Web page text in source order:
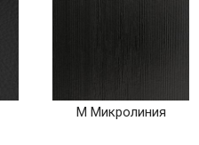
M Микролиния